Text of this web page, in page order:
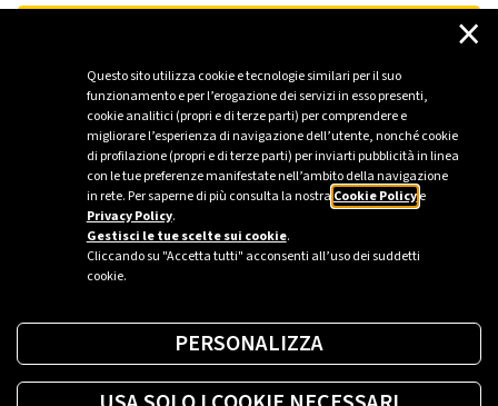
Questo sito utilizza cookie e tecnologie similari per il suo
funzionamento e per l’erogazione dei servizi in esso presenti,
cookie analitici (propri e di terze parti) per comprendere e
migliorare l’esperienza di navigazione dell’utente, nonché cookie
di profilazione (propri e di terze parti) per inviarti pubblicità in linea
con le tue preferenze manifestate nell’ambito della navigazione
in rete. Per saperne di più consulta la nostra Cookie Policye
Privacy Policy.
Gestisci le tue scelte sui cookie.
Cliccando su "Accetta tutti" acconsenti all’uso dei suddetti
cookie.
×
PERSONALIZZA